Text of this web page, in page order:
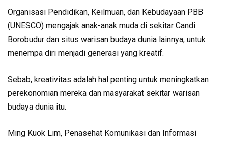
Organisasi Pendidikan, Keilmuan, dan Kebudayaan PBB
(UNESCO) mengajak anak-anak muda di sekitar Candi
Borobudur dan situs warisan budaya dunia lainnya, untuk
menempa diri menjadi generasi yang kreatif.
Sebab, kreativitas adalah hal penting untuk meningkatkan
perekonomian mereka dan masyarakat sekitar warisan
budaya dunia itu.
Ming Kuok Lim, Penasehat Komunikasi dan Informasi